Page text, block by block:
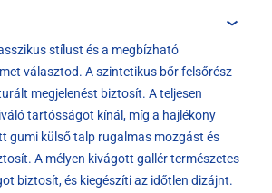
stílust és a megbízható
választod. A szintetikus bőr felsőrész
megjelenést biztosít. A teljesen
tartósságot kínál, míg a hajlékony
gumi külső talp rugalmas mozgást és
A mélyen kivágott gallér természetes
biztosít, és kiegészíti az időtlen dizájnt.